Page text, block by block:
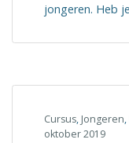
jongeren. Heb
Cursus, Jongeren,
oktober 2019